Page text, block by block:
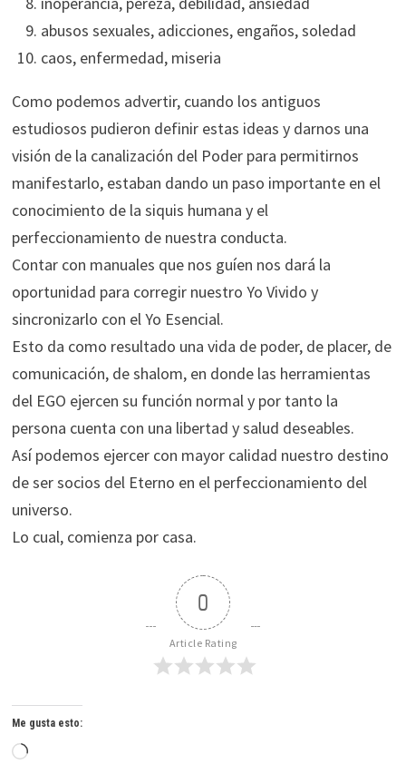
abusos sexuales, adicciones, engaños, soledad
caos, enfermedad, miseria
Como podemos advertir, cuando los antiguos
estudiosos pudieron definir estas ideas y darnos una
visión de la canalización del Poder para permitirnos
manifestarlo, estaban dando un paso importante en el
conocimiento de la siquis humana y el
perfeccionamiento de nuestra conducta.
Contar con manuales que nos guíen nos dará la
oportunidad para corregir nuestro Yo Vivido y
sincronizarlo con el Yo Esencial.
Esto da como resultado una vida de poder, de placer, de
comunicación, de shalom, en donde las herramientas
del EGO ejercen su función normal y por tanto la
persona cuenta con una libertad y salud deseables.
Así podemos ejercer con mayor calidad nuestro destino
de ser socios del Eterno en el perfeccionamiento del
universo.
Lo cual, comienza por casa.
0
Article Rating
Me gusta esto:
Cargando...